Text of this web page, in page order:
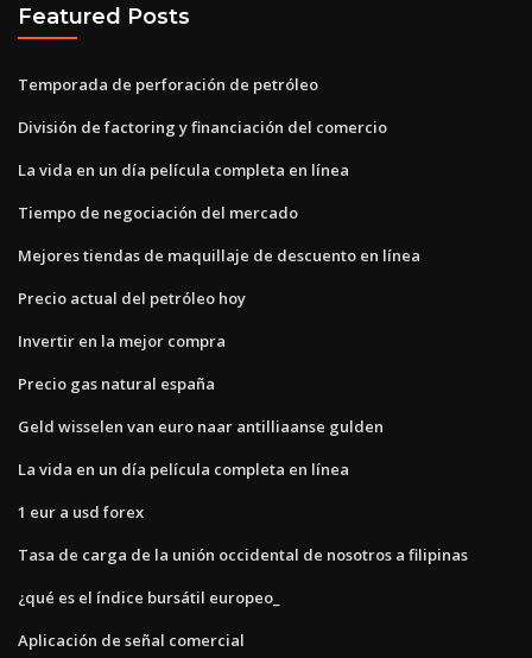
Featured Posts
Temporada de perforación de petróleo
División de factoring y financiación del comercio
La vida en un día película completa en línea
Tiempo de negociación del mercado
Mejores tiendas de maquillaje de descuento en línea
Precio actual del petróleo hoy
Invertir en la mejor compra
Precio gas natural españa
Geld wisselen van euro naar antilliaanse gulden
La vida en un día película completa en línea
1 eur a usd forex
Tasa de carga de la unión occidental de nosotros a filipinas
¿qué es el índice bursátil europeo_
Aplicación de señal comercial